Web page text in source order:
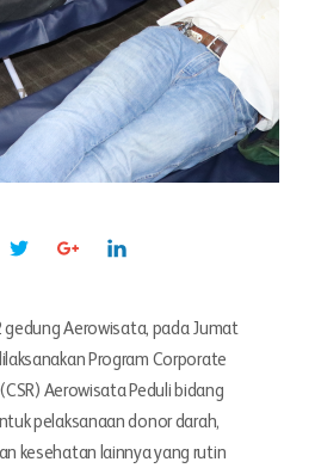
gedung Aerowisata, pada Jumat
Program Corporate
Aerowisata Peduli bidang
pelaksanaan donor darah,
kesehatan lainnya yang rutin